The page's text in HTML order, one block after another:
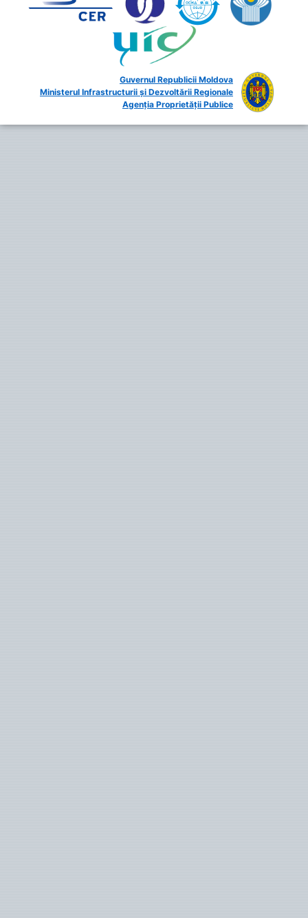
Guvernul Republicii Moldova
Ministerul Infrastructurii și Dezvoltării Regionale
Agenția Proprietății Publice